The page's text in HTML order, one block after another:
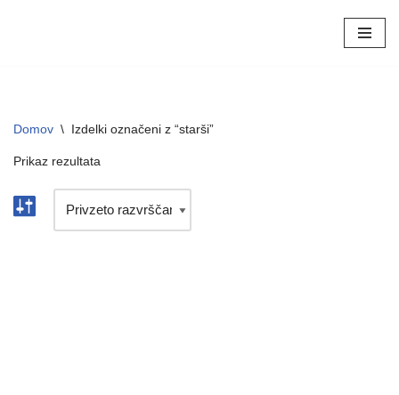
Domov \ Izdelki označeni z “starši”
Prikaz rezultata